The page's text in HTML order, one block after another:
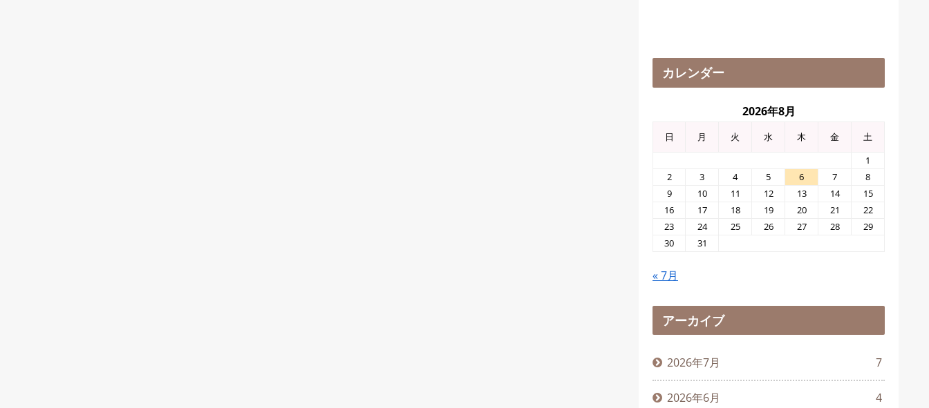
カレンダー
2026年8月
日 月 火 水 木 金
土
1
2
3 4 5 6 7
8
9
10 11 12 13 14
15
16
17 18 19 20 21
22
23
24 25 26 27 28
29
30
31
« 7月
アーカイブ
2026年7月 7
2026年6月 4